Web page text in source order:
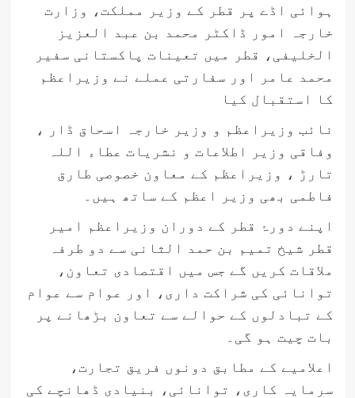
ہوائی اڈے پر قطر کے وزیر مملکت، وزارت
خارجہ امور ڈاکٹر محمد بن عبد العزیز
الخلیفی، قطر میں تعینات پاکستانی سفیر
محمد عامر اور سفارتی عملے نے وزیراعظم
کا استقبال کیا
نائب وزیراعظم و وزیر خارجہ اسحاق ڈار ،
وفاقی وزیر اطلاعات و نشریات عطاء اللہ
تارڑ ، وزیراعظم کے معاون خصوصی طارق
فاطمی بھی وزیر اعظم کے ساتھ ہیں۔
اپنے دورۂ قطر کے دوران وزیراعظم امیر
قطر شیخ تمیم بن حمد الثانی سے دو طرفہ
ملاقات کریں گے جس میں اقتصادی تعاون،
توانائی کی شراکت داری، اور عوام سے عوام
کے تبادلوں کے حوالے سے تعاون بڑھانے پر
بات چیت ہو گی۔
اعلامیے کے مطابق دونوں فریق تجارت،
سرمایہ کاری، توانائی، بنیادی ڈھانچے کی